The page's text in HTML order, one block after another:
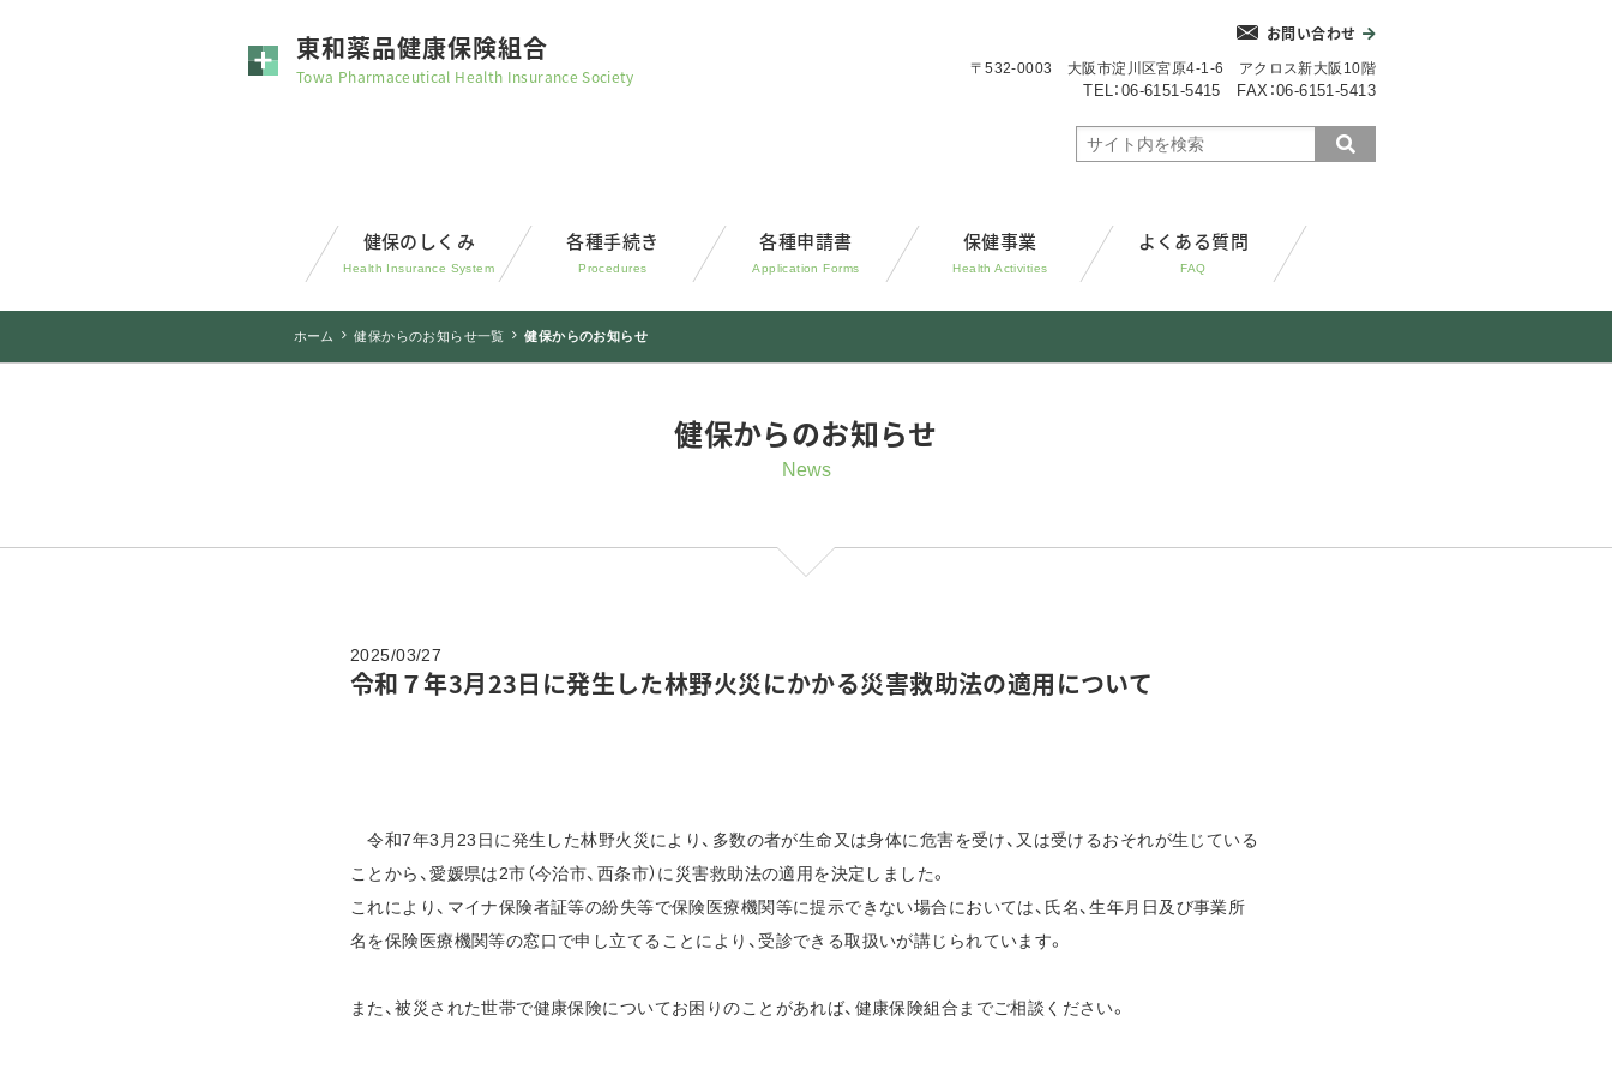
東和薬品健康保険組合
Towa Pharmaceutical Health Insurance Society
お問い合わせ
〒532-0003 大阪市淀川区宮原4-1-6 アクロス新大阪10階
TEL：06-6151-5415 FAX：06-6151-5413
健保のしくみ
Health Insurance System
各種手続き
Procedures
各種申請書
Application Forms
保健事業
Health Activities
よくある質問
FAQ
ホーム 健保からのお知らせ一覧 健保からのお知らせ
健保からのお知らせ
News
2025/03/27
令和７年3月23日に発生した林野火災にかかる災害救助法の適用について
令和7年3月23日に発生した林野火災により、多数の者が生命又は身体に危害を受け、又は受けるおそれが生じている
ことから、愛媛県は2市（今治市、西条市）に災害救助法の適用を決定しました。
これにより、マイナ保険者証等の紛失等で保険医療機関等に提示できない場合においては、氏名、生年月日及び事業所
名を保険医療機関等の窓口で申し立てることにより、受診できる取扱いが講じられています。
また、被災された世帯で健康保険についてお困りのことがあれば、健康保険組合までご相談ください。